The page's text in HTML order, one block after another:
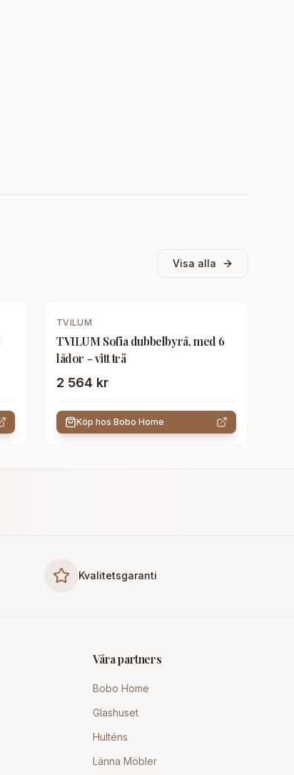
Visa alla
TVILUM
TVILUM Sofia dubbelbyrå, med 6
lådor - vitt trä
2 564 kr
Köp hos Bobo Home
Kvalitetsgaranti
Våra partners
Bobo Home
Glashuset
Hulténs
Länna Möbler